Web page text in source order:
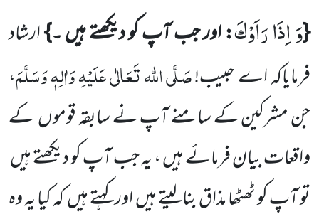
{وَ اِذَا رَاَوْكَ: اور جب آپ کو دیکھتے ہیں ۔}ارشاد
فرمایاکہ اے حبیب!صَلَّی اللہ تَعَالٰی عَلَیْہِ وَاٰلِہٖ وَسَلَّمَ،
جن مشرکین کے سامنے آپ نے سابقہ قوموںکے
واقعات بیان فرمائے ہیں ، یہ جب آپ کو دیکھتے ہیں
تو آپ کو ٹھٹھا مذاق بنالیتے ہیںاور کہتے ہیںکہ کیا یہ وہ